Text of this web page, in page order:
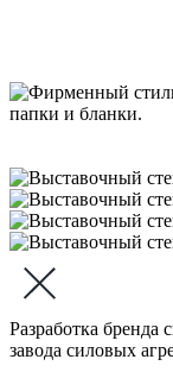
Разработка бренда
завода силовых